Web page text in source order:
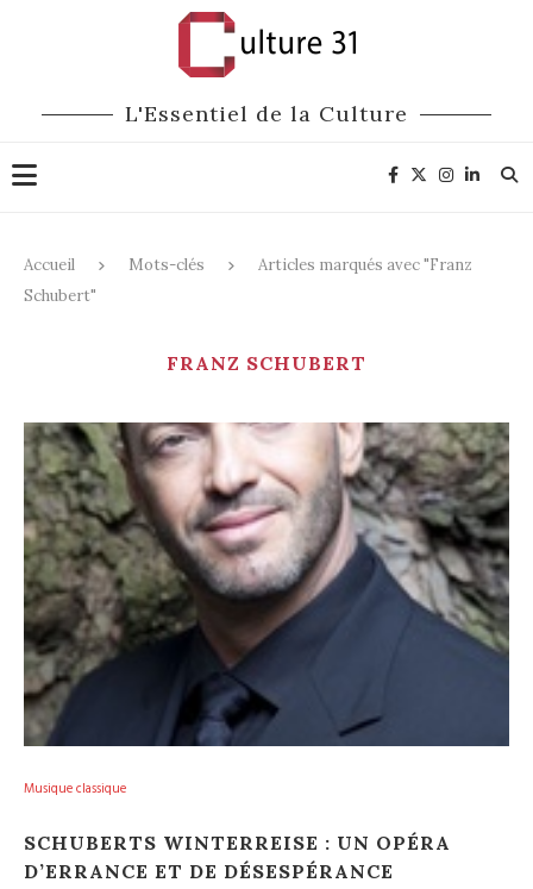
L'Essentiel de la Culture
Accueil Mots-clés
Articles marqués avec "Franz
Schubert"
FRANZ SCHUBERT
Musique classique
SCHUBERTS WINTERREISE : UN OPÉRA
D’ERRANCE ET DE DÉSESPÉRANCE